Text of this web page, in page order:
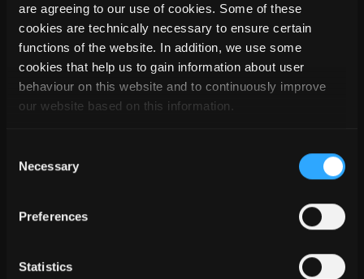
are agreeing to our use of cookies. Some of these
cookies are technically necessary to ensure certain
functions of the website. In addition, we use some
cookies that help us to gain information about user
behaviour on this website and to continuously improve
our website based on this information.
Selection
Necessary
Preferences
Statistics
Nie trzeba dodawać, że wszystkie parametry, takie jak
panelu można jeszcze bardziej elastycznie dopasowywać, a